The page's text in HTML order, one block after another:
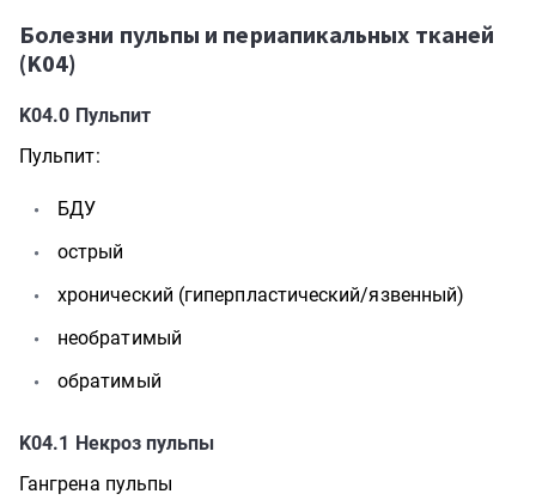
Болезни пульпы и периапикальных тканей
(K04)
K04.0 Пульпит
Пульпит:
БДУ
острый
хронический (гиперпластический/язвенный)
необратимый
обратимый
K04.1 Некроз пульпы
Гангрена пульпы